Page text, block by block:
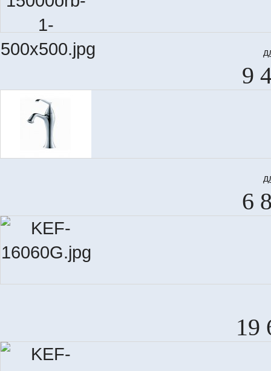
9
6
19